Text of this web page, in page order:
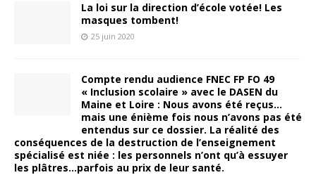
La loi sur la direction d’école votée! Les
masques tombent!
25 juin 2020
Compte rendu audience FNEC FP FO 49
« Inclusion scolaire » avec le DASEN du
Maine et Loire : Nous avons été reçus…
mais une énième fois nous n’avons pas été
entendus sur ce dossier. La réalité des
conséquences de la destruction de l’enseignement
spécialisé est niée : les personnels n’ont qu’à essuyer
les plâtres…parfois au prix de leur santé.